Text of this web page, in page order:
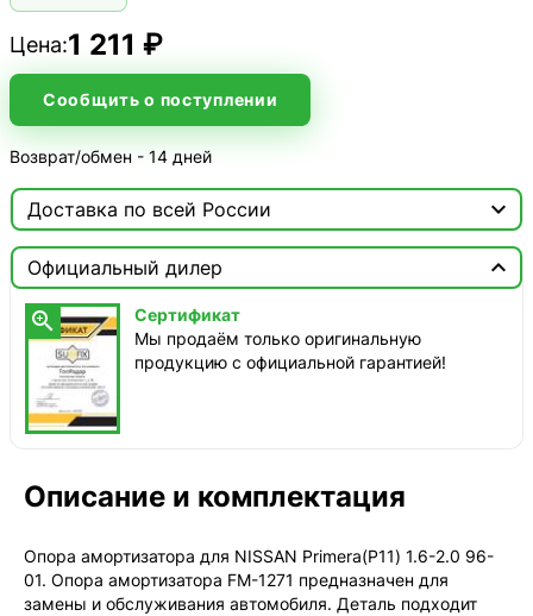
Цена:1 211 ₽
Сообщить о поступлении
Возврат/обмен - 14 дней
Доставка по всей России 
 Москва
Доставка этого товара недоступна
Официальный дилер


Сертификат
Мы продаём только оригинальную
продукцию с официальной гарантией!
Описание и комплектация
Опора амортизатора для NISSAN Primera(P11) 1.6-2.0 96-
01. Опора амортизатора FM-1271 предназначен для
замены и обслуживания автомобиля. Деталь подходит